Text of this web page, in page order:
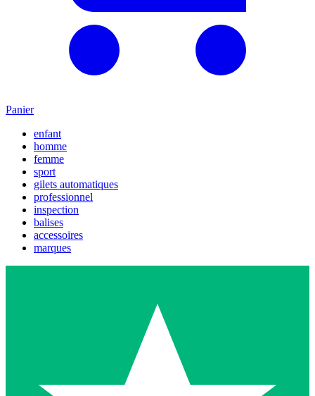
Panier
enfant
homme
femme
sport
gilets automatiques
professionnel
inspection
balises
accessoires
marques